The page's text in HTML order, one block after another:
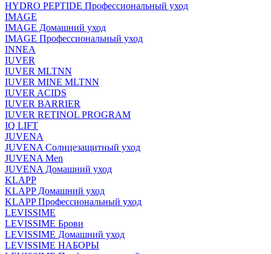
HYDRO PEPTIDE Профессиональный уход
IMAGE
IMAGE Домашний уход
IMAGE Профессиональный уход
INNEA
IUVER
IUVER MLTNN
IUVER MINE MLTNN
IUVER ACIDS
IUVER BARRIER
IUVER RETINOL PROGRAM
IQ LIFT
JUVENA
JUVENA Солнцезащитный уход
JUVENA Men
JUVENA Домашний уход
KLAPP
KLAPP Домашний уход
KLAPP Профессиональный уход
LEVISSIME
LEVISSIME Брови
LEVISSIME Домашний уход
LEVISSIME НАБОРЫ